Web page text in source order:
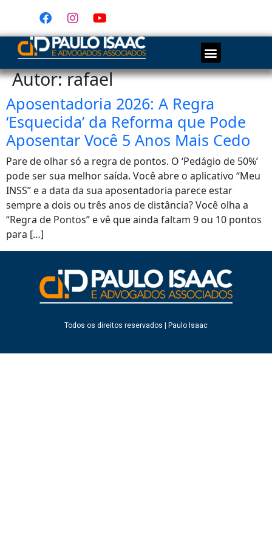
Autor:rafael
Aposentadoria 2026: A Regra
‘Esquecida’ da Reforma que Pode
Aposentar Você 5 Anos Mais Cedo
Pare de olhar só a regra de pontos. O ‘Pedágio de 50%’
pode ser sua melhor saída. Você abre o aplicativo “Meu
INSS” e a data da sua aposentadoria parece estar
sempre a dois ou três anos de distância? Você olha a
“Regra de Pontos” e vê que ainda faltam 9 ou 10 pontos
para […]
Todos os direitos reservados | Paulo Isaac